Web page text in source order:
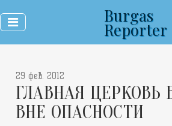
Burgas
Reporter
29 фев. 2012
ГЛАВНАЯ ЦЕРКОВЬ
ВНЕ ОПАСНОСТИ